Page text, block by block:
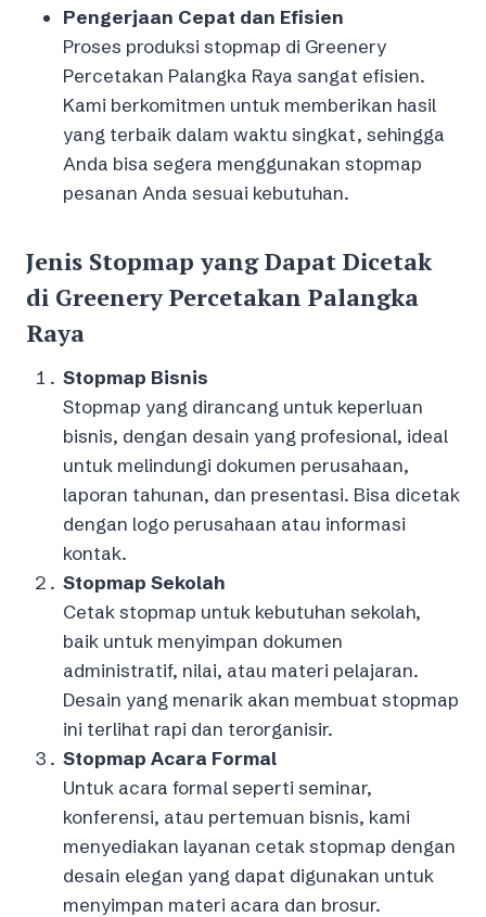
Pengerjaan Cepat dan Efisien
Proses produksi stopmap di Greenery
Percetakan Palangka Raya sangat efisien.
Kami berkomitmen untuk memberikan hasil
yang terbaik dalam waktu singkat, sehingga
Anda bisa segera menggunakan stopmap
pesanan Anda sesuai kebutuhan.
Jenis Stopmap yang Dapat Dicetak
di Greenery Percetakan Palangka
Raya
Stopmap Bisnis
Stopmap yang dirancang untuk keperluan
bisnis, dengan desain yang profesional, ideal
untuk melindungi dokumen perusahaan,
laporan tahunan, dan presentasi. Bisa dicetak
dengan logo perusahaan atau informasi
kontak.
Stopmap Sekolah
Cetak stopmap untuk kebutuhan sekolah,
baik untuk menyimpan dokumen
administratif, nilai, atau materi pelajaran.
Desain yang menarik akan membuat stopmap
ini terlihat rapi dan terorganisir.
Stopmap Acara Formal
Untuk acara formal seperti seminar,
konferensi, atau pertemuan bisnis, kami
menyediakan layanan cetak stopmap dengan
desain elegan yang dapat digunakan untuk
menyimpan materi acara dan brosur.